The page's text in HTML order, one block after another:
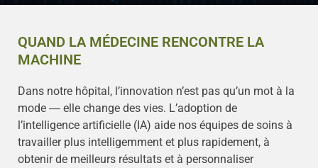
QUAND LA MÉDECINE RENCONTRE LA
MACHINE
Dans notre hôpital, l’innovation n’est pas qu’un mot à la
mode ― elle change des vies. L’adoption de
l’intelligence artificielle (IA) aide nos équipes de soins à
travailler plus intelligemment et plus rapidement, à
obtenir de meilleurs résultats et à personnaliser